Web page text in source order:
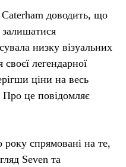
доводить, що
залишатися
низку візуальних
легендарної
ціни на весь
це повідомляє
спрямовані на те,
Seven та